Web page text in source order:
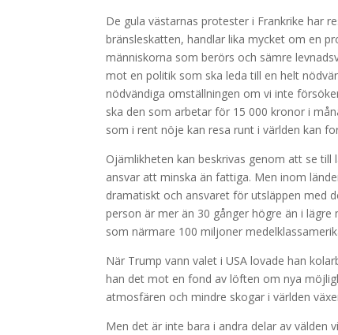
De gula västarnas protester i Frankrike har
bränsleskatten, handlar lika mycket om en
människorna som berörs och sämre
mot en politik som ska leda till en helt
nödvändiga omställningen om vi inte
ska den som arbetar för 15 000 kronor i
som i rent nöje kan resa runt i världen kan
Ojämlikheten kan beskrivas genom att se
ansvar att minska än fattiga. Men inom
dramatiskt och ansvaret för utsläppen med
person är mer än 30 gånger högre än i lägre
som närmare 100 miljoner
När Trump vann valet i USA lovade han
han det mot en fond av löften om nya
atmosfären och mindre skogar i världen
Men det är inte bara i andra delar av